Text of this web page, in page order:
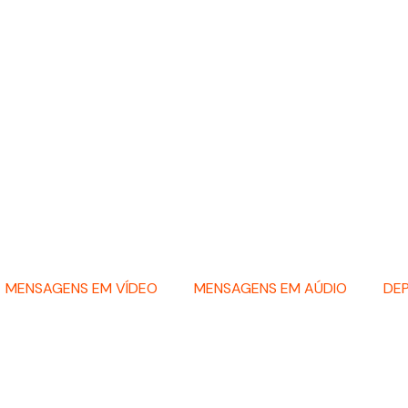
MENSAGENS EM VÍDEO MENSAGENS EM AÚDIO